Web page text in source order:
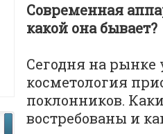
Современная
какой она бывает?
Сегодня на рынке
косметология
поклонников.
востребованы и